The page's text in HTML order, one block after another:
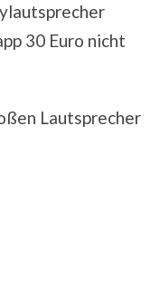
30 Euro nicht
Lautsprecher